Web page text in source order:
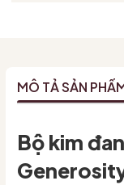
MÔ TẢ SẢN
Bộ kim